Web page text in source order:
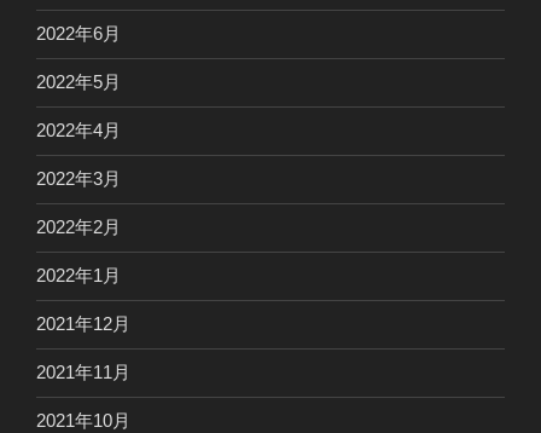
2022年6月
2022年5月
2022年4月
2022年3月
2022年2月
2022年1月
2021年12月
2021年11月
2021年10月